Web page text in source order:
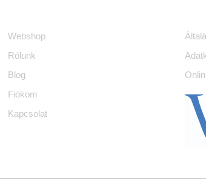
Webshop
Rólunk
Blog
Fiókom
Kapcsolat